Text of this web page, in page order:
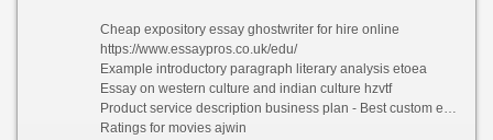
Cheap expository essay ghostwriter for hire online
https://www.essaypros.co.uk/edu/
Example introductory paragraph literary analysis etoea
Essay on western culture and indian culture hzvtf
Product service description business plan - Best custom essay ghostwriting sites us uypvf 2021
Ratings for movies ajwin